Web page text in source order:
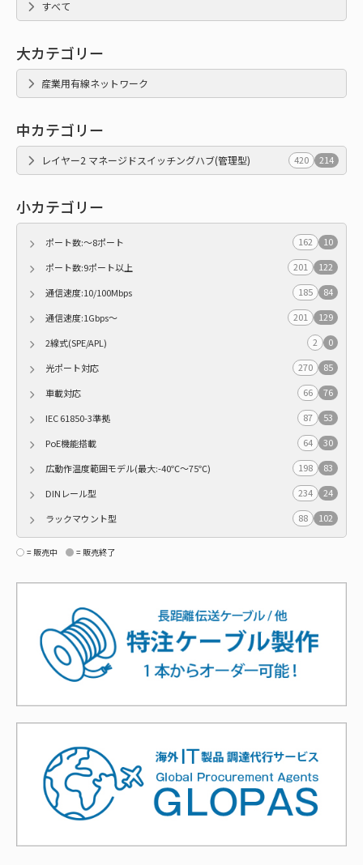
すべて
大カテゴリー
産業用有線ネットワーク
中カテゴリー
レイヤー2 マネージドスイッチングハブ(管理型) 420 214
小カテゴリー
ポート数:～8ポート 162
10
ポート数:9ポート以上
201
122
通信速度:10/100Mbps
185
84
通信速度:1Gbps～
201
129
2線式(SPE/APL)
2
0
光ポート対応
270
85
車載対応
66
76
IEC 61850-3準拠
87
53
PoE機能搭載
64
30
広動作温度範囲モデル(最大:-40℃～75℃)
198
83
DINレール型
234
24
ラックマウント型
88 102
= 販売中 = 販売終了